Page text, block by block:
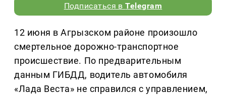
Подписаться вTelegram
12 июня в Агрызском районе произошло
смертельное дорожно-транспортное
происшествие. По предварительным
данным ГИБДД, водитель автомобиля
«Лада Веста» не справился с управлением,